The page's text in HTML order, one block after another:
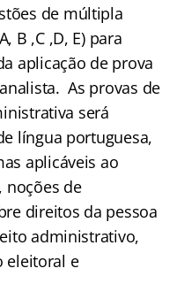
de múltipla
B ,C ,D, E) para
aplicação de prova
As provas de
será
língua portuguesa,
aplicáveis ao
noções de
direitos da pessoa
administrativo,
eleitoral e